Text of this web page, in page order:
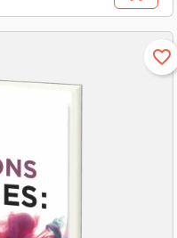
favorite_border